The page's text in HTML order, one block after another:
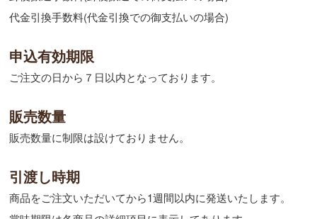
代金引換手数料(代金引換での御支払いの場合)
申込有効期限
ご注文の日から７日以内となっております。
販売数量
販売数量に制限は設けておりません。
引渡し時期
商品をご注文いただいてから1週間以内に発送いたします。